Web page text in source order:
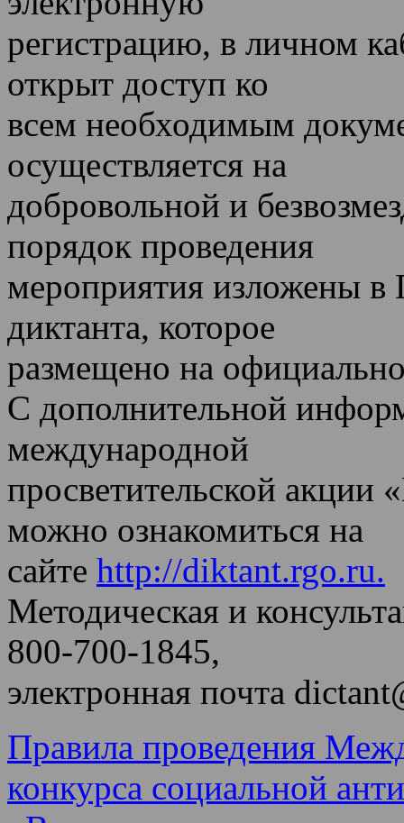
регистрацию, в личном
открыт доступ ко
всем необходимым
осуществляется на
добровольной и
порядок проведения
мероприятия изложены
диктанта, которое
размещено на
С дополнительной
международной
просветительской акции
можно ознакомиться на
сайте http://diktant.rgo.ru.
Методическая и
800-700-1845,
электронная почта
Правила проведения
конкурса социальной